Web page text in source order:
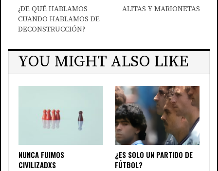
¿DE QUÉ HABLAMOS
CUANDO HABLAMOS DE
DECONSTRUCCIÓN?
ALITAS Y MARIONETAS
YOU MIGHT ALSO LIKE
NUNCA FUIMOS
CIVILIZADXS
¿ES SOLO UN PARTIDO DE
FÚTBOL?